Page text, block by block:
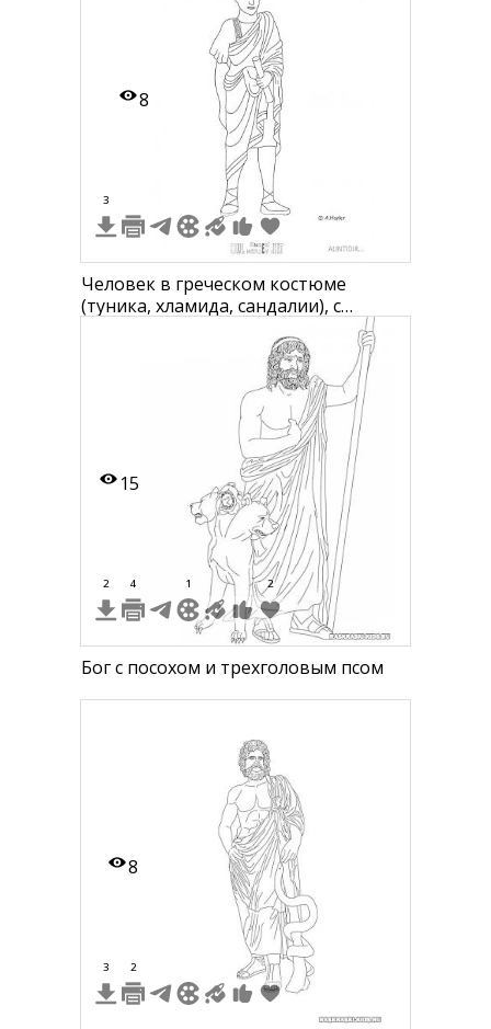
8
3
Человек в греческом костюме
(туника, хламида, сандалии), с
15
2 4 1 2
Бог с посохом и трехголовым псом
8
3 2